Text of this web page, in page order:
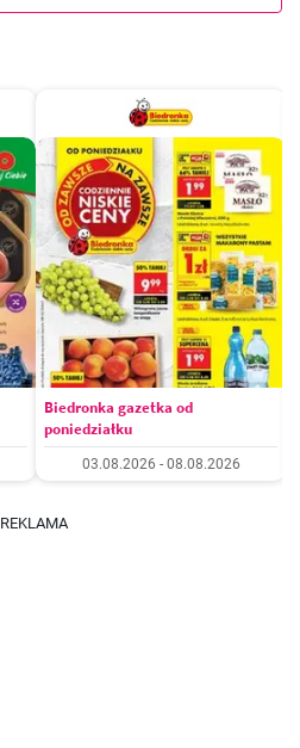
Biedronka gazetka od
poniedziałku
03.08.2026 - 08.08.2026
REKLAMA